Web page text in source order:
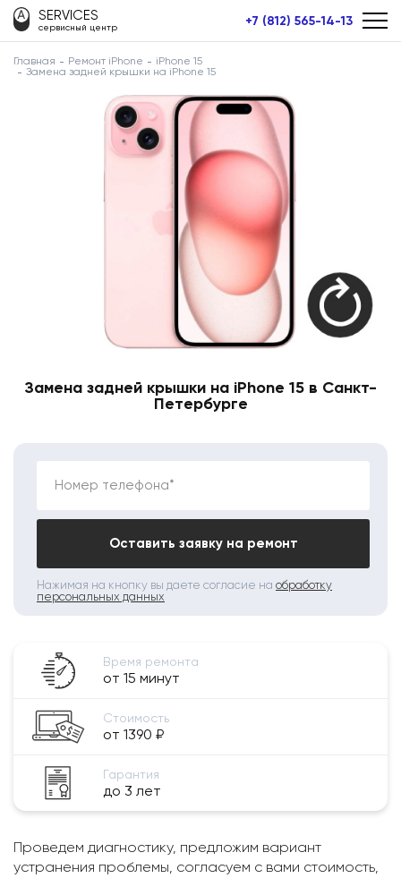
SERVICES
сервисный центр +7 (812) 565-14-13
Главная Ремонт iPhone
iPhone 15
Замена задней крышки на iPhone 15
Замена задней крышки на iPhone 15 в Санкт-
Петербурге
Номер телефона*
Оставить заявку на ремонт
Нажимая на кнопку вы даете согласие на обработку
персональных данных
Время ремонта
от 15 минут
Стоимость
от 1390 ₽
Гарантия
до 3 лет
Проведем диагностику, предложим вариант
устранения проблемы, согласуем с вами стоимость,